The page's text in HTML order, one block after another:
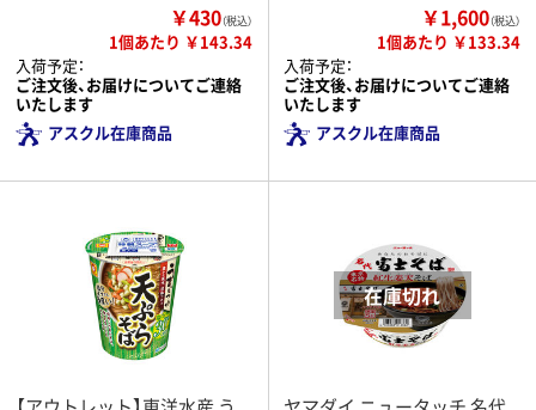
￥430（税込）
1個あたり ￥143.34
入荷予定：
ご注文後、お届けについてご連絡
いたします
アスクル在庫商品
￥1,600（税込）
1個あたり ￥133.34
入荷予定：
ご注文後、お届けについてご連絡
いたします
アスクル在庫商品